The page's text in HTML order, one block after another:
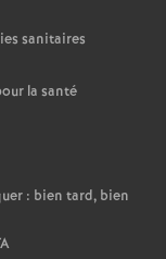
sanitaires
la santé
: bien tard, bien